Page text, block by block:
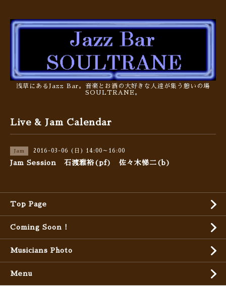
浅草にあるJazz Bar。音楽とお酒の大好きな人達が集う憩いの場
SOULTRANE。
Live & Jam Calendar
Jam 2016-03-06 (日) 14:00～16:00
Jam Session 石渡雅裕(pf) 佐々木悌二(b)
Top Page
Coming Soon !
Musicians Photo
Menu